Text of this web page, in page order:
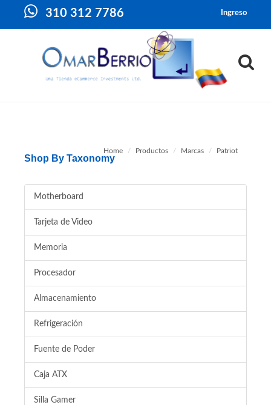
310 312 7786 Ingreso
Home Productos Marcas Patriot
Shop By Taxonomy
Motherboard
Tarjeta de Video
Memoria
Procesador
Almacenamiento
Refrigeración
Fuente de Poder
Caja ATX
Silla Gamer